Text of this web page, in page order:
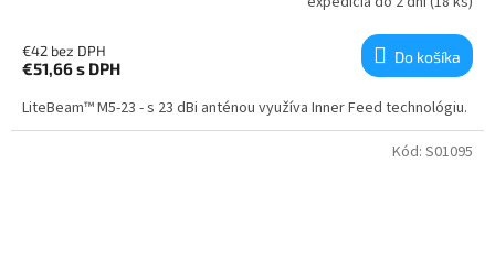
€42 bez DPH
€51,66s DPH
Do košíka
LiteBeam™ M5-23 - s 23 dBi anténou využíva Inner Feed technológiu.
Kód: S01095